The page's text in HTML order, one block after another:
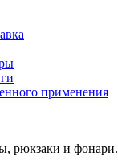
применения
рюкзаки и фонари.